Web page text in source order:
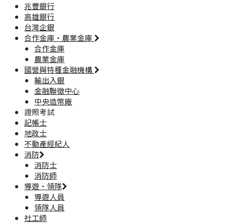
兆豐銀行
高雄銀行
台灣企銀
合作金庫·農業金庫
合作金庫
農業金庫
國營與特種金融機構
輸出入銀
金融聯徵中心
中央造幣廠
證照考試
記帳士
地政士
不動產經紀人
消防
消防士
消防師
導遊·領隊
導遊人員
領隊人員
社工師